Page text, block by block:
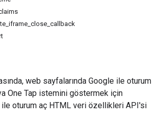
web sayfalarında Google ile oturum
One Tap istemini göstermek için
ile oturum aç HTML veri özellikleri API'si